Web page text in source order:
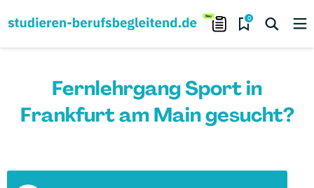
0
Fernlehrgang Sport in
Frankfurt am Main gesucht?